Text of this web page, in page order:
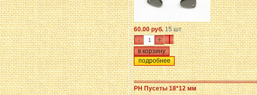
60.00 руб.15 шт.
- +
подробнее
PH Пусеты 18*12 мм